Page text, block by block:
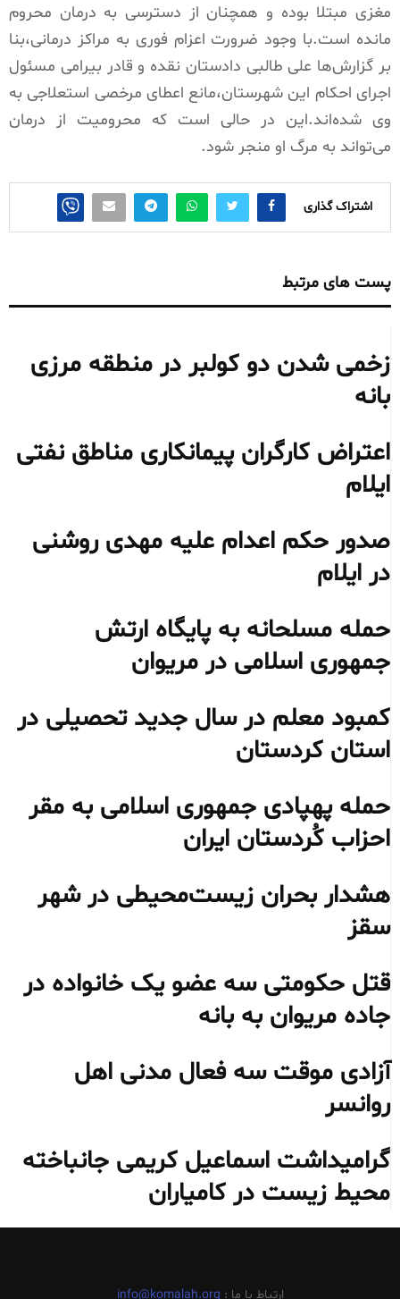
مغزی مبتلا بوده و همچنان از دسترسی به درمان محروم
مانده است.با وجود ضرورت اعزام فوری به مراکز درمانی،بنا
بر گزارش‌ها علی طالبی دادستان نقده و قادر بیرامی مسئول
اجرای احکام این شهرستان،مانع اعطای مرخصی استعلاجی به
وی شده‌اند.این در حالی است که محرومیت از درمان
می‌تواند به مرگ او منجر شود.
اشتراک گذاری
پست های مرتبط
زخمی شدن دو کولبر در منطقه مرزی
بانه
اعتراض کارگران پیمانکاری مناطق نفتی
ایلام
صدور حکم اعدام علیه مهدی روشنی
در ایلام
حمله مسلحانه به پایگاه ارتش
جمهوری اسلامی در مریوان
کمبود معلم در سال جدید تحصیلی در
استان کردستان
حمله پهپادی جمهوری اسلامی به مقر
احزاب کُردستان ایران
هشدار بحران زیست‌محیطی در شهر
سقز
قتل حکومتی سه عضو یک خانواده در
جاده مریوان به بانه
آزادی موقت سه فعال مدنی اهل
روانسر
گرامیداشت اسماعیل کریمی جانباخته
محیط‌ زیست در کامیاران
ارتباط با ما : info@komalah.org